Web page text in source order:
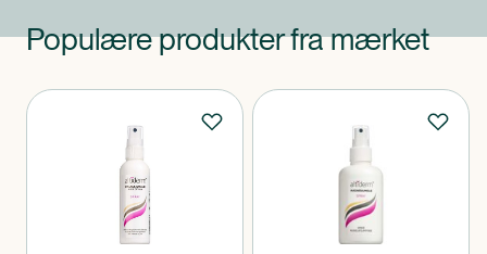
Populære produkter fra mærket
Produkter